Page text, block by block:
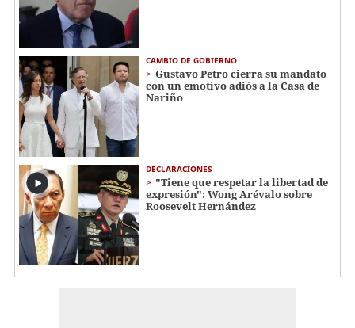
CAMBIO DE GOBIERNO
Gustavo Petro cierra su mandato
con un emotivo adiós a la Casa de
Nariño
DECLARACIONES
"Tiene que respetar la libertad de
expresión": Wong Arévalo sobre
Roosevelt Hernández